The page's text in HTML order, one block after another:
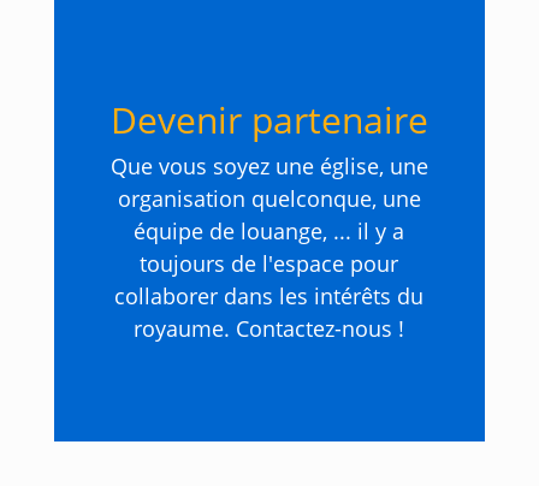
Devenir partenaire
Que vous soyez une église, une
organisation quelconque, une
équipe de louange, ... il y a
toujours de l'espace pour
collaborer dans les intérêts du
royaume. Contactez-nous !